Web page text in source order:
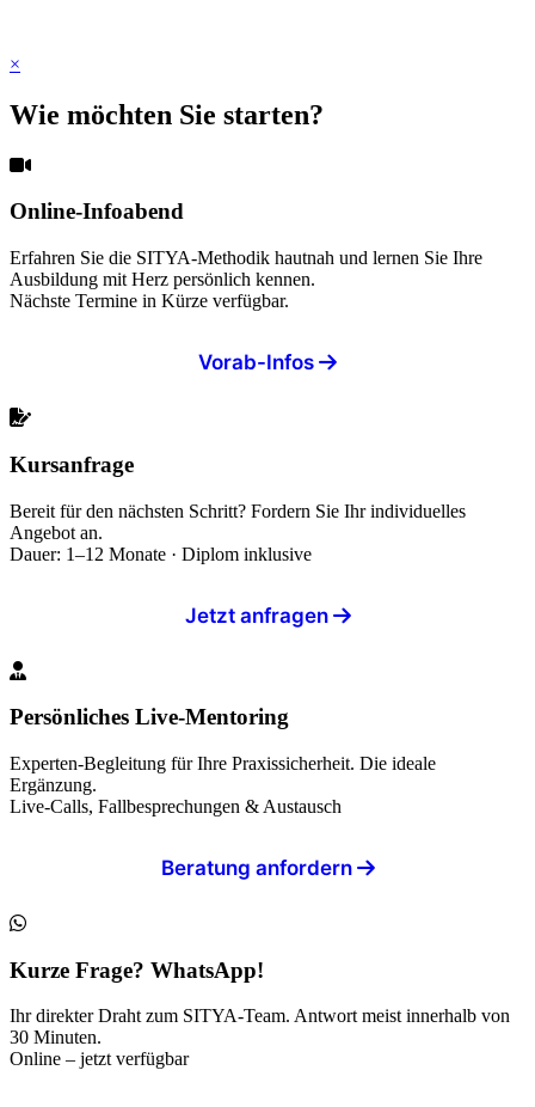
×
Wie möchten Sie starten?
Online-Infoabend
Erfahren Sie die SITYA-Methodik hautnah und lernen Sie Ihre
Ausbildung mit Herz persönlich kennen.
Nächste Termine in Kürze verfügbar.
Vorab-Infos
Kursanfrage
Bereit für den nächsten Schritt? Fordern Sie Ihr individuelles
Angebot an.
Dauer: 1–12 Monate · Diplom inklusive
Jetzt anfragen
Persönliches Live-Mentoring
Experten-Begleitung für Ihre Praxissicherheit. Die ideale
Ergänzung.
Live-Calls, Fallbesprechungen & Austausch
Beratung anfordern
Kurze Frage? WhatsApp!
Ihr direkter Draht zum SITYA-Team. Antwort meist innerhalb von
30 Minuten.
Online – jetzt verfügbar